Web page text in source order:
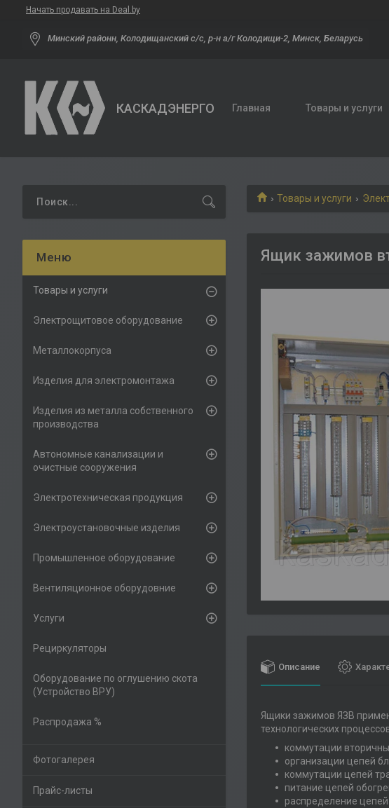
Начать продавать на Deal.by
Минский районн, Колодищанский с/с, р-н а/г Колодищи-2, Минск, Беларусь
КАСКАДЭНЕРГО Главная Товары и услуги
Товары и услуги
Ящик зажимов
Описание
Ящики зажимов ЯЗВ
технологических
коммутации
организации цепей
коммутации цепей
питание цепей
распределение
Товары и услуги
Электрощитовое оборудование
Металлокорпуса
Изделия для электромонтажа
Изделия из металла собственного
производства
Автономные канализации и
очистные сооружения
Электротехническая продукция
Электроустановочные изделия
Промышленное оборудование
Вентиляционное оборудовние
Услуги
Рециркуляторы
Оборудование по оглушению скота
(Устройство ВРУ)
Распродажа %
Фотогалерея
Прайс-листы